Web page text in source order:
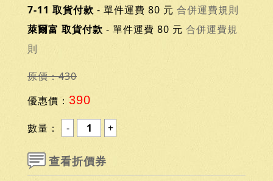
7-11 取貨付款 - 單件運費 80 元 合併運費規則
萊爾富 取貨付款 - 單件運費 80 元 合併運費規
則
原價：430
優惠價： 390
數量：
查看折價券